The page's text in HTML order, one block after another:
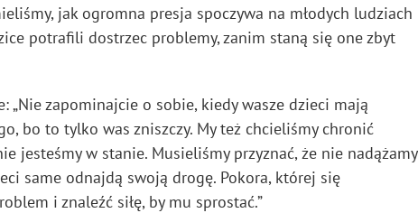
jak ogromna presja spoczywa na młodych ludziach
potrafili dostrzec problemy, zanim staną się one zbyt
„Nie zapominajcie o sobie, kiedy wasze dzieci mają
bo to tylko was zniszczy. My też chcieliśmy chronić
jesteśmy w stanie. Musieliśmy przyznać, że nie nadążamy
same odnajdą swoją drogę. Pokora, której się
i znaleźć siłę, by mu sprostać.”